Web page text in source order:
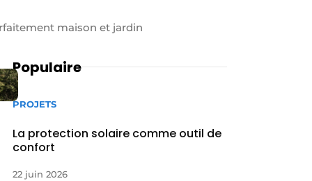
maison et jardin
Populaire
PROJETS
La protection solaire comme outil de
confort
22 juin 2026